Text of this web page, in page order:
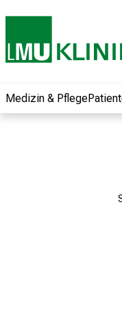
Medizin & Pflege
Jobs,
Kommen Sie
begeistern –
ohne